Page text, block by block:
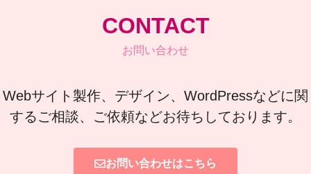
CONTACT
お問い合わせ
Webサイト製作、デザイン、WordPressなどに関
するご相談、ご依頼などお待ちしております。
お問い合わせはこちら